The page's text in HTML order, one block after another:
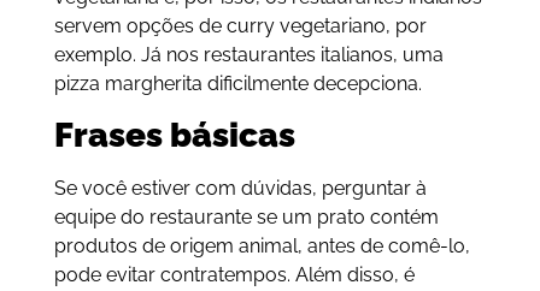
servem opções de curry vegetariano, por
exemplo. Já nos restaurantes italianos, uma
pizza margherita dificilmente decepciona.
Frases básicas
Se você estiver com dúvidas, perguntar à
equipe do restaurante se um prato contém
produtos de origem animal, antes de comê-lo,
pode evitar contratempos. Além disso, é